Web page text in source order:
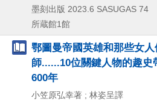
墨刻出版 2023.6 SASUGAS 74
所蔵館1館
鄂圖曼帝國英雄和那些女
師......10位關鍵人物的趣史
600年
小笠原弘幸著 ; 林姿呈譯